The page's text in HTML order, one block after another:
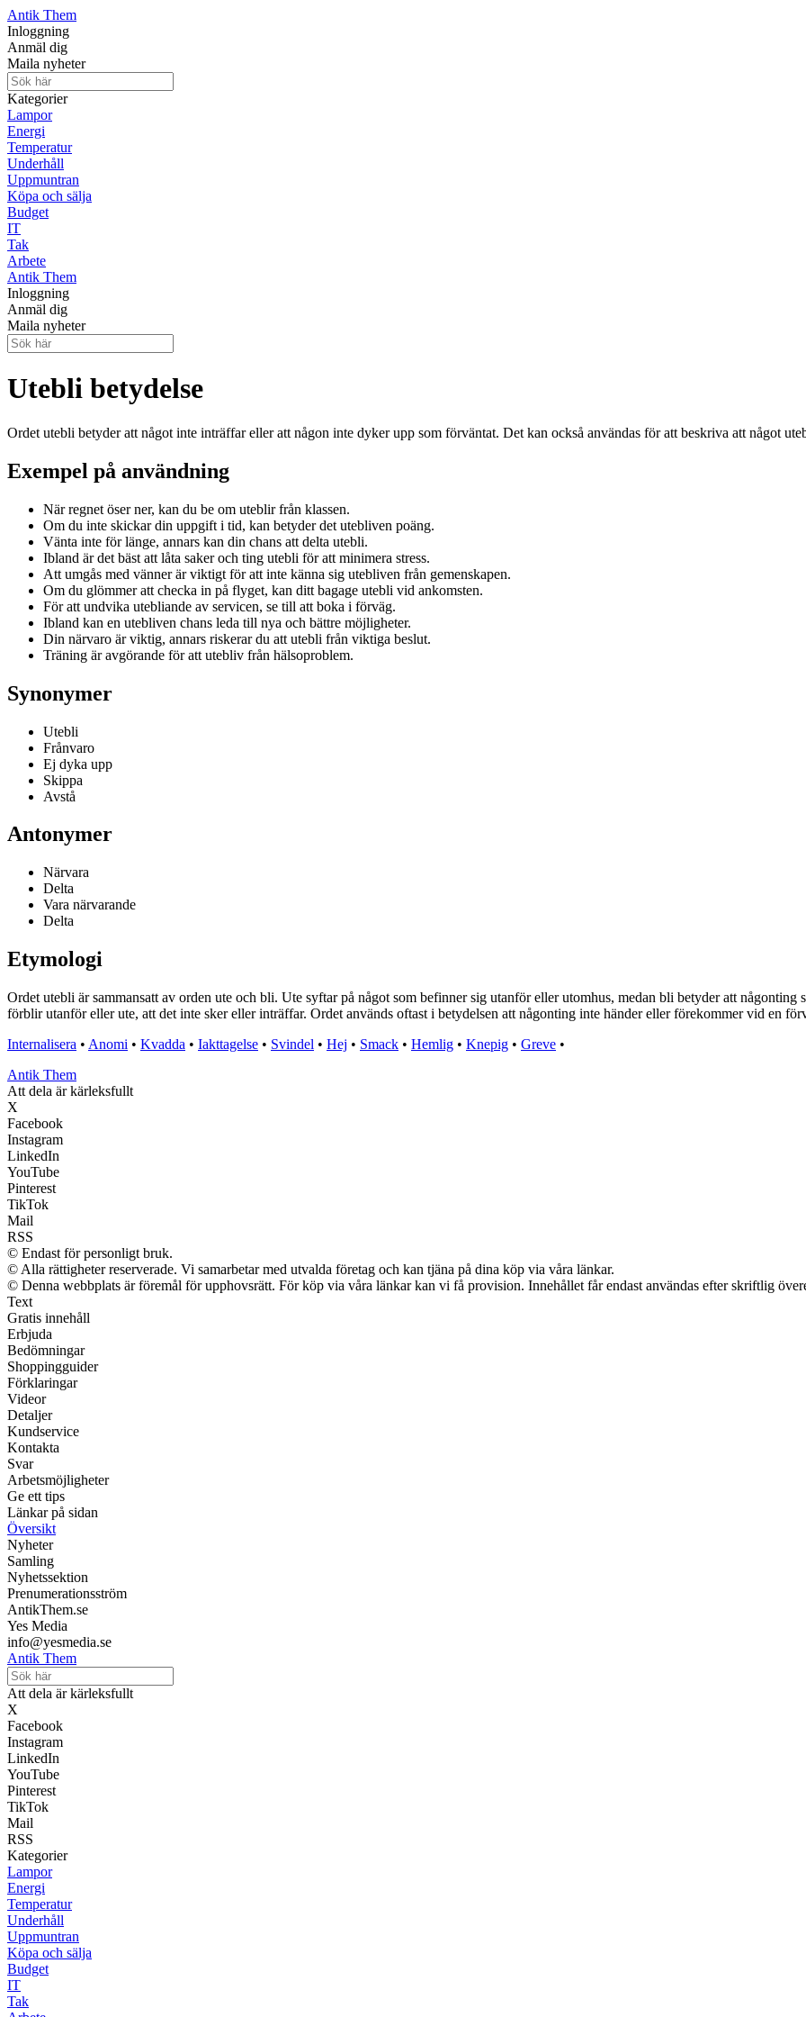
Antik Them
Inloggning
Anmäl dig
Maila nyheter
Kategorier
Lampor
Energi
Temperatur
Underhåll
Uppmuntran
Köpa och sälja
Budget
IT
Tak
Arbete
Antik Them
Inloggning
Anmäl dig
Maila nyheter
Utebli betydelse
Ordet utebli betyder att något inte inträffar eller att någon inte dyker upp som förväntat. Det kan också användas för att beskriva att något
Exempel på användning
När regnet öser ner, kan du be om uteblir från klassen.
Om du inte skickar din uppgift i tid, kan betyder det utebliven poäng.
Vänta inte för länge, annars kan din chans att delta utebli.
Ibland är det bäst att låta saker och ting utebli för att minimera stress.
Att umgås med vänner är viktigt för att inte känna sig utebliven från gemenskapen.
Om du glömmer att checka in på flyget, kan ditt bagage utebli vid ankomsten.
För att undvika utebliande av servicen, se till att boka i förväg.
Ibland kan en utebliven chans leda till nya och bättre möjligheter.
Din närvaro är viktig, annars riskerar du att utebli från viktiga beslut.
Träning är avgörande för att utebliv från hälsoproblem.
Synonymer
Utebli
Frånvaro
Ej dyka upp
Skippa
Avstå
Antonymer
Närvara
Delta
Vara närvarande
Delta
Etymologi
Ordet utebli är sammansatt av orden ute och bli. Ute syftar på något som befinner sig utanför eller utomhus, medan bli betyder att
förblir utanför eller ute, att det inte sker eller inträffar. Ordet används oftast i betydelsen att någonting inte händer eller förekommer vid en
Internalisera • Anomi • Kvadda • Iakttagelse • Svindel • Hej • Smack • Hemlig • Knepig • Greve •
Antik Them
Att dela är kärleksfullt
X
Facebook
Instagram
LinkedIn
YouTube
Pinterest
TikTok
Mail
RSS
© Endast för personligt bruk.
© Alla rättigheter reserverade. Vi samarbetar med utvalda företag och kan tjäna på dina köp via våra länkar.
© Denna webbplats är föremål för upphovsrätt. För köp via våra länkar kan vi få provision. Innehållet får endast användas efter skriftlig
Text
Gratis innehåll
Erbjuda
Bedömningar
Shoppingguider
Förklaringar
Videor
Detaljer
Kundservice
Kontakta
Svar
Arbetsmöjligheter
Ge ett tips
Länkar på sidan
Översikt
Nyheter
Samling
Nyhetssektion
Prenumerationsström
AntikThem.se
Yes Media
info@yesmedia.se
Antik Them
Att dela är kärleksfullt
X
Facebook
Instagram
LinkedIn
YouTube
Pinterest
TikTok
Mail
RSS
Kategorier
Lampor
Energi
Temperatur
Underhåll
Uppmuntran
Köpa och sälja
Budget
IT
Tak